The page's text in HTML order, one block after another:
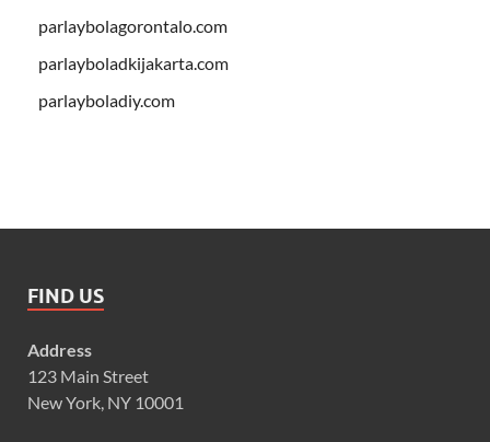
parlaybolagorontalo.com
parlayboladkijakarta.com
parlayboladiy.com
FIND US
Address
123 Main Street
New York, NY 10001